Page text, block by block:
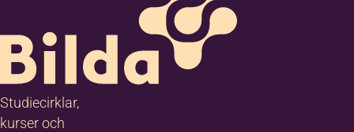
Studiecirklar,
kurser och